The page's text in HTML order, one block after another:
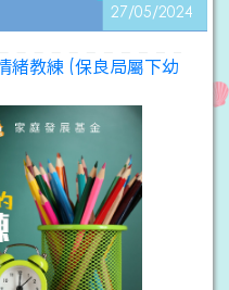
27/05/2024
緒教練 (保良局屬下幼